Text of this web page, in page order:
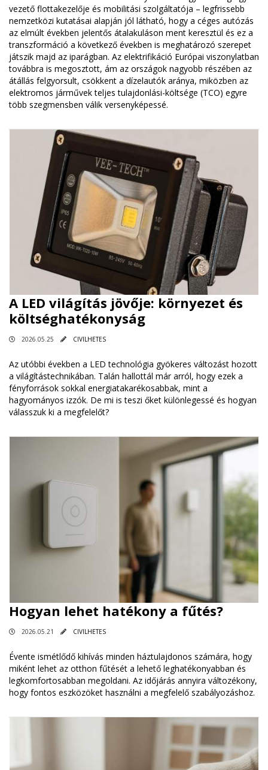
vezető flottakezelője és mobilitási szolgáltatója – legfrissebb
nemzetközi kutatásai alapján jól látható, hogy a céges autózás
az elmúlt években jelentős átalakuláson ment keresztül és ez a
transzformáció a következő években is meghatározó szerepet
játszik majd az iparágban. Az elektrifikáció Európai viszonylatban
továbbra is megosztott, ám az országok nagyobb részében az
átállás felgyorsult, csökkent a dízelautók aránya, miközben az
elektromos járművek teljes tulajdonlási-költsége (TCO) egyre
több szegmensben válik versenyképessé.
A LED világítás jövője: környezet és
költséghatékonyság
2026.05.25 CIVILHETES
Az utóbbi években a LED technológia gyökeres változást hozott
a világítástechnikában. Talán hallottál már arról, hogy ezek a
fényforrások sokkal energiatakarékosabbak, mint a
hagyományos izzók. De mi is teszi őket különlegessé és hogyan
válasszuk ki a megfelelőt?
Hogyan lehet hatékony a fűtés?
2026.05.21 CIVILHETES
Évente ismétlődő kihívás minden háztulajdonos számára, hogy
miként lehet az otthon fűtését a lehető leghatékonyabban és
legkomfortosabban megoldani. Az időjárás annyira változékony,
hogy fontos eszközöket használni a megfelelő szabályozáshoz.